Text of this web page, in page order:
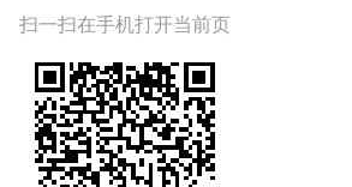
扫一扫在手机打开当前页